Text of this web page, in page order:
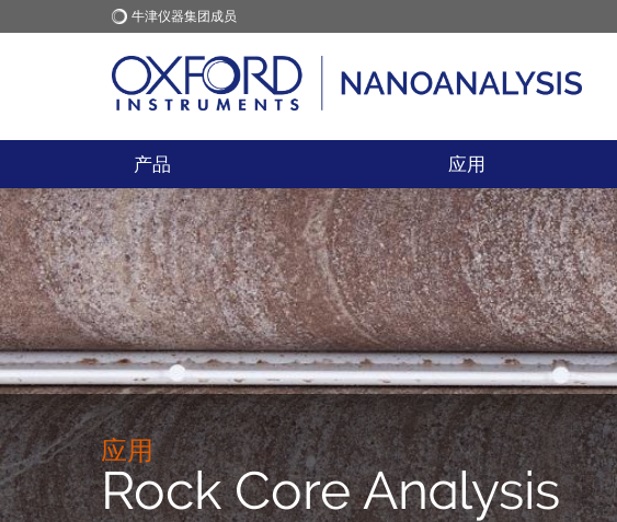
牛津仪器集团成员
牛津仪器 应用
产品 应用
应用
Rock Core Analysis